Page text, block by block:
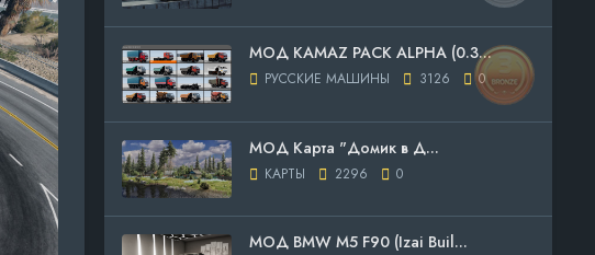
МОД KAMAZ PACK ALPHA (0.3...
РУССКИЕ МАШИНЫ 3126 0
МОД Карта "Домик в Д...
КАРТЫ 2296 0
МОД BMW M5 F90 (Izai Buil...